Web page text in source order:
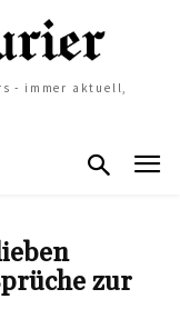
- immer aktuell,
zur